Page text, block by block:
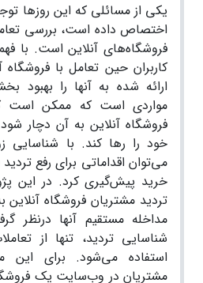
یکی از مسائلی که این روزها
اختصاص داده است، بررسی
فروشگاه‌های آنلاین است. با
کاربران حین تعامل با
ارائه شده به آنها را بهبود
مواردی است که ممکن است
فروشگاه آنلاین به آن دچار
خود را رها کند. با شناسایی
می‌توان اقداماتی برای رفع
خرید پیش‌گیری کرد. در این
تردید مشتریان فروشگاه
مداخله مستقیم آنها درنظر
شناسایی تردید، تنها از
استفاده می‌شود. برای این
مشتریان در وب‌سایت یک